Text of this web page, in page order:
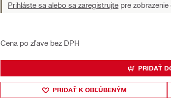
Prihláste sa alebo sa zaregistrujte pre
Cena po zľave bez DPH
PRIDAŤ
PRIDAŤ K OBĽÚBENÝM